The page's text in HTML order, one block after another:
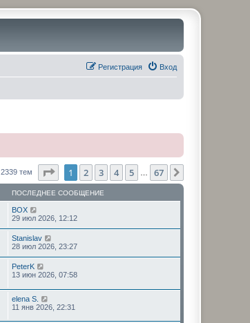
Вход
Регистрация
2339 тем Страница1 из 67
1 2 3 4 5 67
ПОСЛЕДНЕЕ СООБЩЕНИЕ
BOX
29 июл 2026, 12:12
Stanislav
28 июл 2026, 23:27
PeterK
13 июн 2026, 07:58
elena S.
11 янв 2026, 22:31